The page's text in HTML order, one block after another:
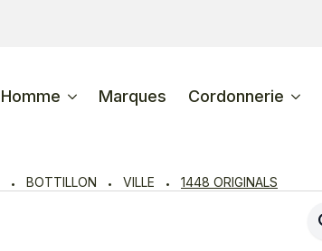
Homme Marques Cordonnerie
BOTTILLON VILLE 1448 ORIGINALS